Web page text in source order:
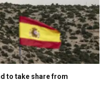
to take share from